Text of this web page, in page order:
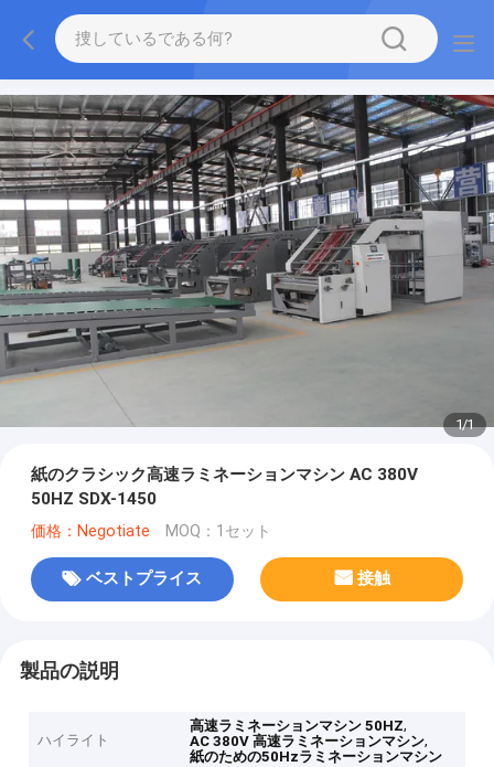
1/1
紙のクラシック高速ラミネーションマシン AC 380V
50HZ SDX-1450
価格：Negotiate MOQ：1セット
ベストプライス 接触
製品の説明
ハイライト
高速ラミネーションマシン 50HZ,
AC 380V 高速ラミネーションマシン,
紙のための50Hzラミネーションマシン